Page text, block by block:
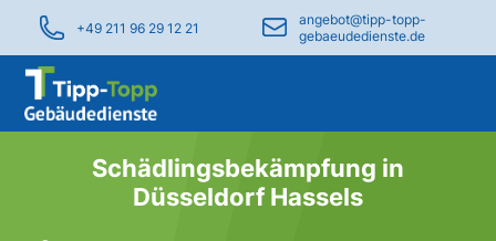
+49 211 96 29 12 21
angebot@tipp-topp-
gebaeudedienste.de
Schädlingsbekämpfung in
Düsseldorf Hassels